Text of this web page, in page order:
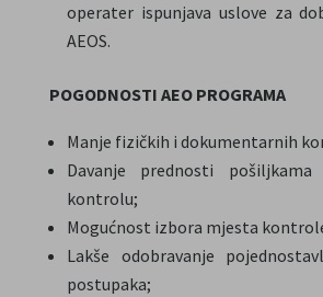
operater ispunjava uslove za
AEOS.
POGODNOSTI AEO PROGRAMA
Manje fizičkih i dokumentarnih
Davanje prednosti
kontrolu;
Mogućnost izbora mjesta
Lakše odobravanje
postupaka;